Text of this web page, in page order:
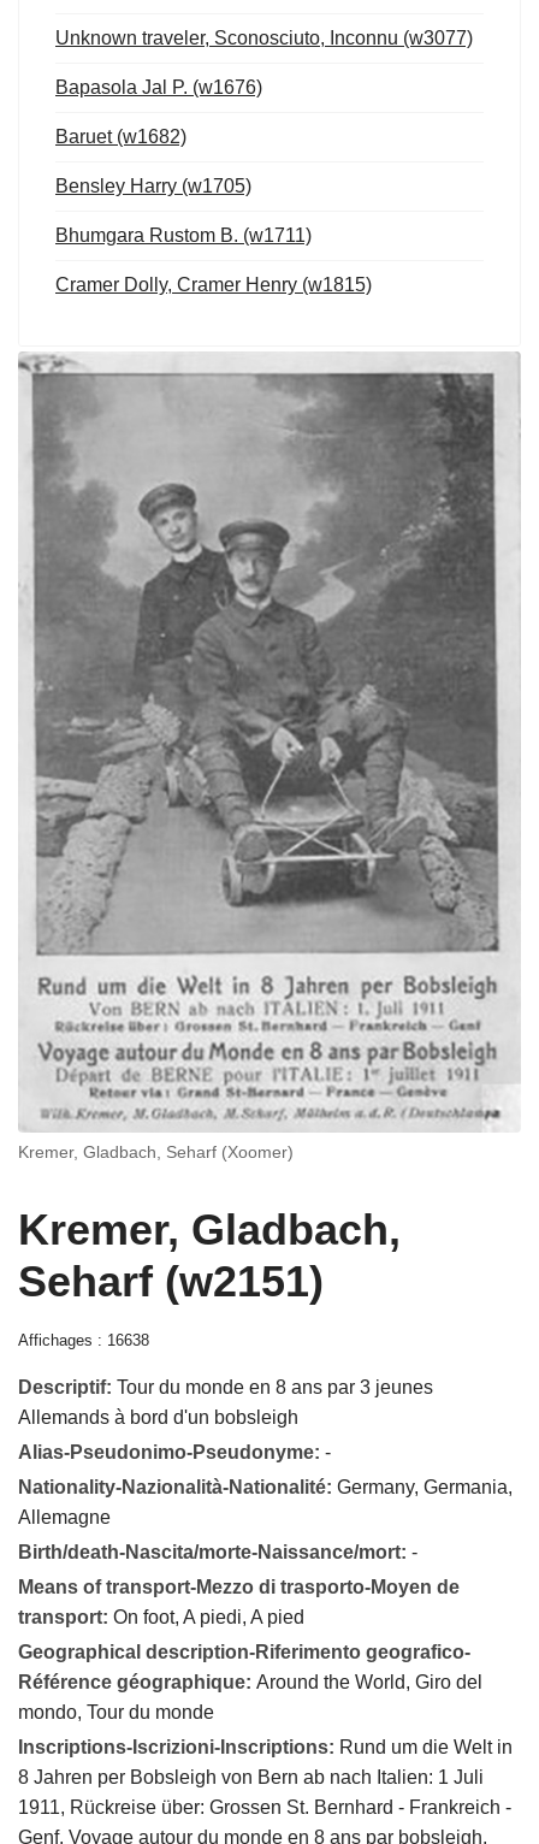
Unknown traveler, Sconosciuto, Inconnu (w3077)
Bapasola Jal P. (w1676)
Baruet (w1682)
Bensley Harry (w1705)
Bhumgara Rustom B. (w1711)
Cramer Dolly, Cramer Henry (w1815)
Kremer, Gladbach, Seharf (Xoomer)
Kremer, Gladbach,
Seharf (w2151)
Affichages : 16638
Descriptif: Tour du monde en 8 ans par 3 jeunes
Allemands à bord d'un bobsleigh
Alias-Pseudonimo-Pseudonyme: -
Nationality-Nazionalità-Nationalité: Germany, Germania,
Allemagne
Birth/death-Nascita/morte-Naissance/mort: -
Means of transport-Mezzo di trasporto-Moyen de
transport: On foot, A piedi, A pied
Geographical description-Riferimento geografico-
Référence géographique: Around the World, Giro del
mondo, Tour du monde
Inscriptions-Iscrizioni-Inscriptions: Rund um die Welt in
8 Jahren per Bobsleigh von Bern ab nach Italien: 1 Juli
1911, Rückreise über: Grossen St. Bernhard - Frankreich -
Genf. Voyage autour du monde en 8 ans par bobsleigh,